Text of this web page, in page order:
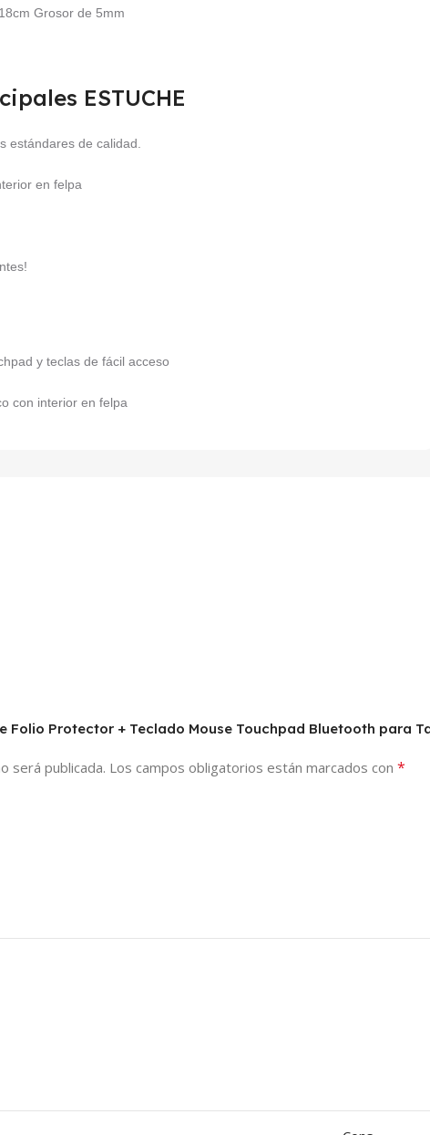
Grosor de 5mm
ESTUCHE
estándares de calidad.
en felpa
y teclas de fácil acceso
con interior en felpa
Folio Protector + Teclado Mouse Touchpad Bluetooth para
será publicada. Los campos obligatorios están marcados con *